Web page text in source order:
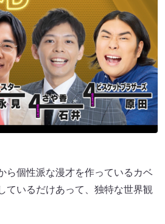
ら個性派な漫才を作っているカベ
ているだけあって、独特な世界観